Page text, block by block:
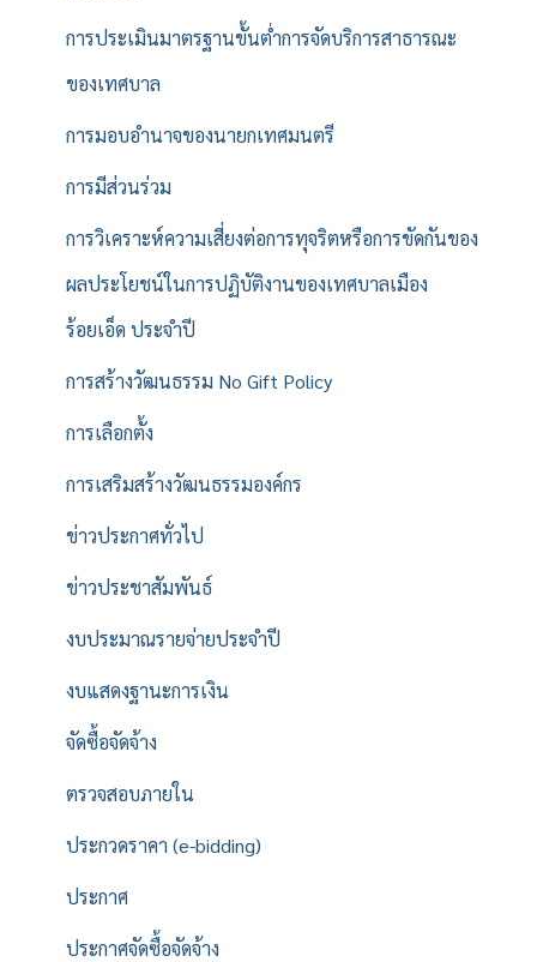
การประเมินมาตรฐานขั้นต่ำการจัดบริการสาธารณะ
ของเทศบาล
การมอบอำนาจของนายกเทศมนตรี
การมีส่วนร่วม
การวิเคราะห์ความเสี่ยงต่อการทุจริตหรือการขัดกันของ
ผลประโยชน์ในการปฏิบัติงานของเทศบาลเมือง
ร้อยเอ็ด ประจำปี
การสร้างวัฒนธรรม No Gift Policy
การเลือกตั้ง
การเสริมสร้างวัฒนธรรมองค์กร
ข่าวประกาศทั่วไป
ข่าวประชาสัมพันธ์
งบประมาณรายจ่ายประจำปี
งบแสดงฐานะการเงิน
จัดซื้อจัดจ้าง
ตรวจสอบภายใน
ประกวดราคา (e-bidding)
ประกาศ
ประกาศจัดซื้อจัดจ้าง